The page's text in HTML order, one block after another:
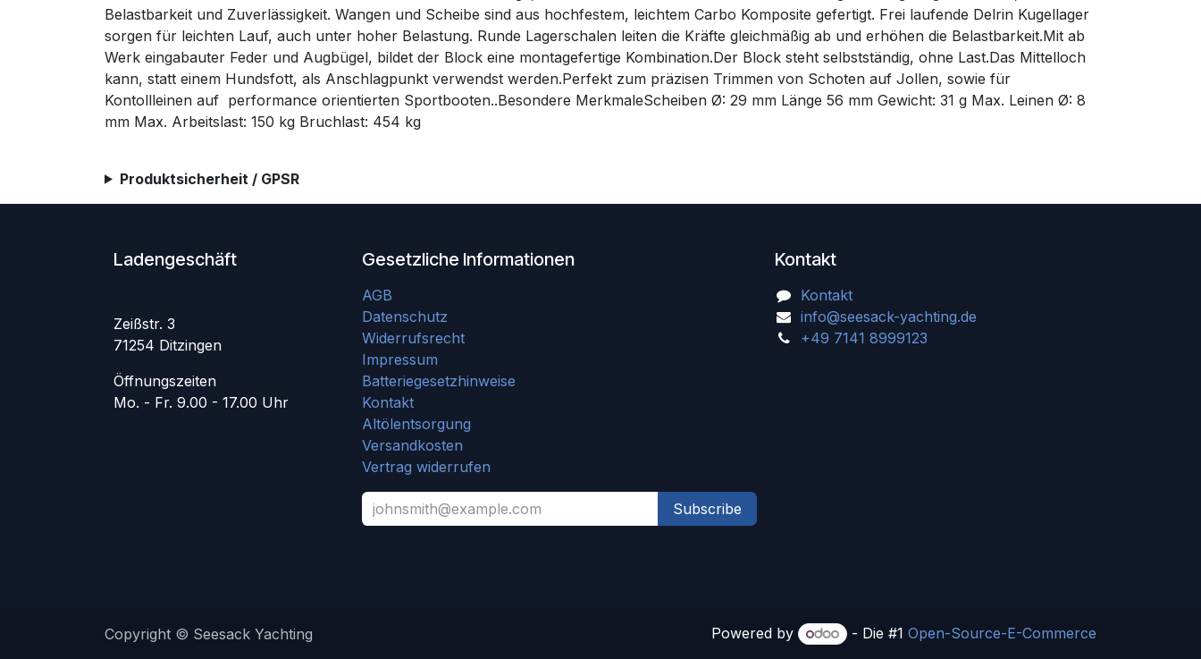
Belastbarkeit und Zuverlässigkeit. Wangen und Scheibe sind aus hochfestem, leichtem Carbo Komposite gefertigt. Frei laufende Delrin Kugellager
sorgen für leichten Lauf, auch unter hoher Belastung. Runde Lagerschalen leiten die Kräfte gleichmäßig ab und erhöhen die Belastbarkeit.Mit ab
Werk eingabauter Feder und Augbügel, bildet der Block eine montagefertige Kombination.Der Block steht selbstständig, ohne Last.Das Mittelloch
kann, statt einem Hundsfott, als Anschlagpunkt verwendst werden.Perfekt zum präzisen Trimmen von Schoten auf Jollen, sowie für
Kontollleinen auf performance orientierten Sportbooten..Besondere MerkmaleScheiben Ø: 29 mm Länge 56 mm Gewicht: 31 g Max. Leinen Ø: 8
mm Max. Arbeitslast: 150 kg Bruchlast: 454 kg
Produktsicherheit / GPSR
Ladengeschäft
Zeißstr. 3
71254 Ditzingen
Öffnungszeiten
Mo. - Fr. 9.00 - 17.00 Uhr
Kontakt
Kontakt
info@seesack-yachting.de
+49 7141 8999123
Gesetzliche Informationen
AGB
Datenschutz
Widerrufsrecht
Impressum
Batteriegesetzhinweise
Kontakt
Altölentsorgung
Versandkosten
Vertrag widerrufen
Subscribe
Copyright © Seesack Yachting Powered by - Die #1 Open-Source-E-Commerce